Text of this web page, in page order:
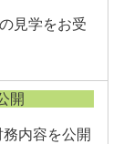
見学をお受
開
内容を公開